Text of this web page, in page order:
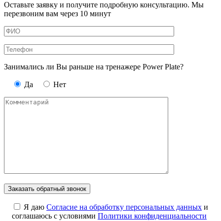
Оставьте заявку и получите подробную консультацию. Мы
перезвоним вам через 10 минут
Занимались ли Вы раньше на тренажере Power Plate?
Да Нет
Я даю Cогласие на обработку персональных данных и
соглашаюсь с условиями Политики конфиденциальности